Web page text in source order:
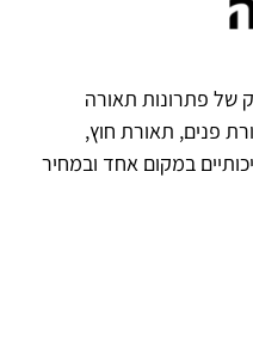
של פתרונות תאורה
פנים, תאורת חוץ,
במקום אחד ובמחיר